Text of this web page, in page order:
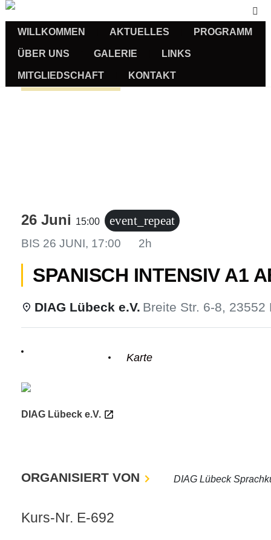
WILLKOMMEN AKTUELLES PROGRAMM
ÜBER UNS GALERIE LINKS
MITGLIEDSCHAFT KONTAKT
Sprachkurse
26 Juni 15:00 event_repeat
BIS 26 JUNI, 17:00 2h
SPANISCH INTENSIV A1
DIAG Lübeck e.V. Breite Str. 6-8, 23552
Karte
DIAG Lübeck e.V.
ORGANISIERT VON DIAG Lübeck
Kurs-Nr. E-692